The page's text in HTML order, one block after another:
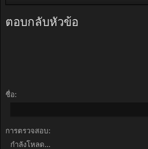
ตอบกลับหัวข้อ
ชื่อ:
การตรวจสอบ:
กำลังโหลด...